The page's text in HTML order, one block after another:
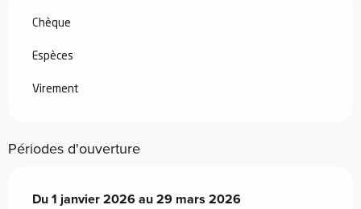
Chèque
Espèces
Virement
Périodes d'ouverture
Du1 janvier 2026au29 mars 2026
Du1 janvier 2026au29 mars 2026